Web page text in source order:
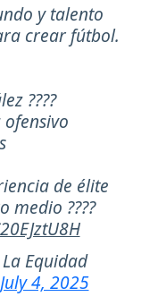
y talento
crear fútbol.
????
de élite
medio ????
Equidad
July 4, 2025